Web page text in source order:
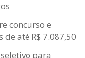
concurso e
de até R$ 7.087,50
seletivo para